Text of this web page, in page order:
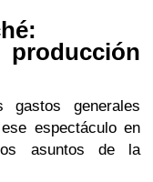
generales
espectáculo en
asuntos de la